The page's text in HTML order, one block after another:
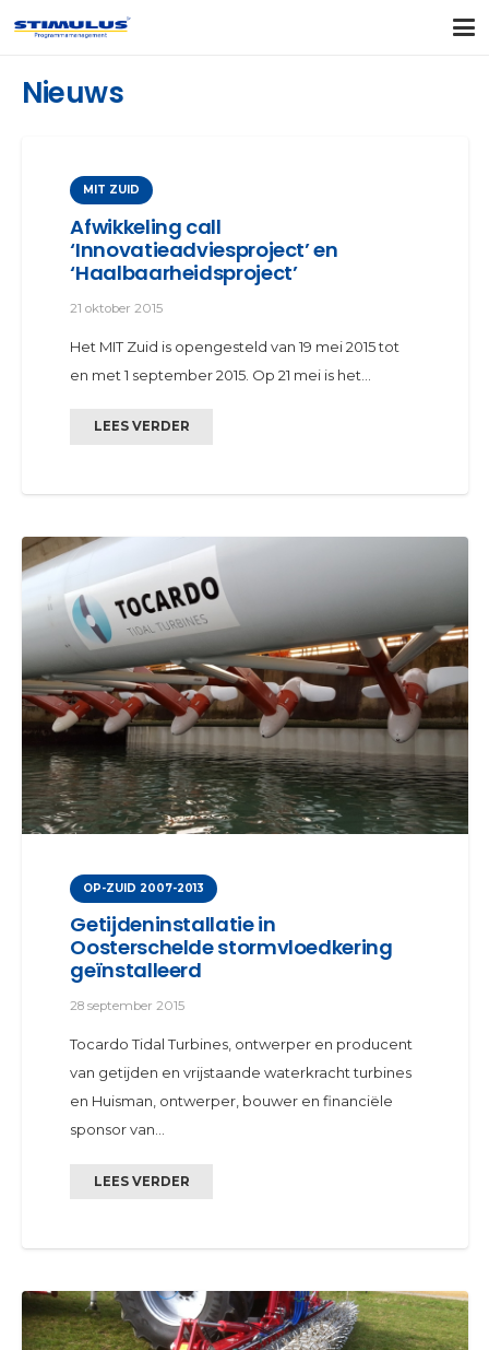
Nieuws
MIT ZUID
Afwikkeling call
‘Innovatieadviesproject’ en
‘Haalbaarheidsproject’
21 oktober 2015
Het MIT Zuid is opengesteld van 19 mei 2015 tot
en met 1 september 2015. Op 21 mei is het…
LEES VERDER
OP-ZUID 2007-2013
Getijdeninstallatie in
Oosterschelde stormvloedkering
geïnstalleerd
28 september 2015
Tocardo Tidal Turbines, ontwerper en producent
van getijden en vrijstaande waterkracht turbines
en Huisman, ontwerper, bouwer en financiële
sponsor van…
LEES VERDER